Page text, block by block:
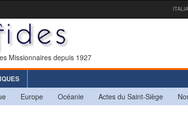
Missionnaires depuis 1927
Europe Océanie Actes du Saint-Siège